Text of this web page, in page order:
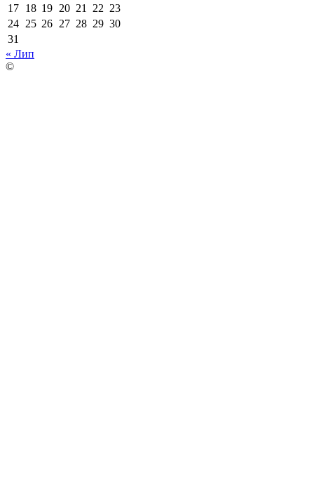
17 18 19 20 21 22 23
24 25 26 27 28 29 30
31
« Лип
©